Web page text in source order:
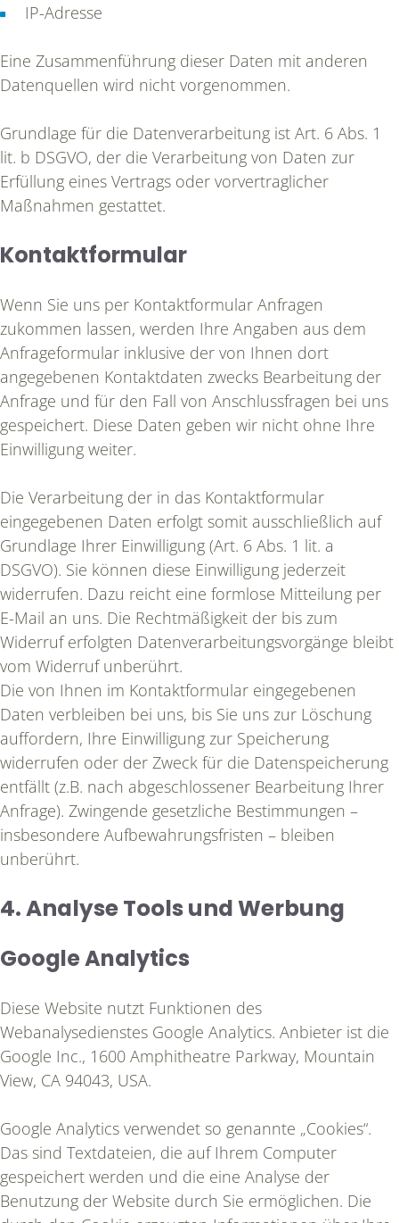
DAS IST CONAMED
IP-Adresse
Eine Zusammenführung dieser Daten mit anderen
Datenquellen wird nicht vorgenommen.
Grundlage für die Datenverarbeitung ist Art. 6 Abs. 1
lit. b DSGVO, der die Verarbeitung von Daten zur
Erfüllung eines Vertrags oder vorvertraglicher
Maßnahmen gestattet.
Kontaktformular
Wenn Sie uns per Kontaktformular Anfragen
zukommen lassen, werden Ihre Angaben aus dem
Anfrageformular inklusive der von Ihnen dort
angegebenen Kontaktdaten zwecks Bearbeitung der
Anfrage und für den Fall von Anschlussfragen bei uns
gespeichert. Diese Daten geben wir nicht ohne Ihre
Einwilligung weiter.
Die Verarbeitung der in das Kontaktformular
eingegebenen Daten erfolgt somit ausschließlich auf
Grundlage Ihrer Einwilligung (Art. 6 Abs. 1 lit. a
DSGVO). Sie können diese Einwilligung jederzeit
widerrufen. Dazu reicht eine formlose Mitteilung per
E-Mail an uns. Die Rechtmäßigkeit der bis zum
Widerruf erfolgten Datenverarbeitungsvorgänge bleibt
vom Widerruf unberührt.
Die von Ihnen im Kontaktformular eingegebenen
Daten verbleiben bei uns, bis Sie uns zur Löschung
auffordern, Ihre Einwilligung zur Speicherung
widerrufen oder der Zweck für die Datenspeicherung
entfällt (z.B. nach abgeschlossener Bearbeitung Ihrer
Anfrage). Zwingende gesetzliche Bestimmungen –
insbesondere Aufbewahrungsfristen – bleiben
unberührt.
4. Analyse Tools und Werbung
Google Analytics
Diese Website nutzt Funktionen des
Webanalysedienstes Google Analytics. Anbieter ist die
Google Inc., 1600 Amphitheatre Parkway, Mountain
View, CA 94043, USA.
Google Analytics verwendet so genannte „Cookies“.
Das sind Textdateien, die auf Ihrem Computer
gespeichert werden und die eine Analyse der
Benutzung der Website durch Sie ermöglichen. Die